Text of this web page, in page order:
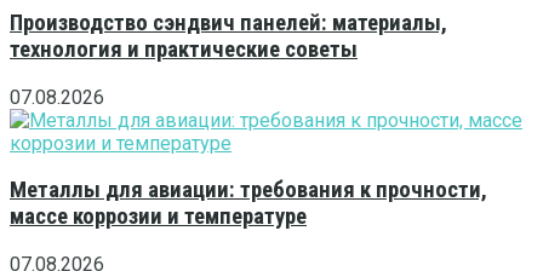
Производство сэндвич панелей: материалы,
технология и практические советы
07.08.2026
Металлы для авиации: требования к прочности,
массе коррозии и температуре
07.08.2026